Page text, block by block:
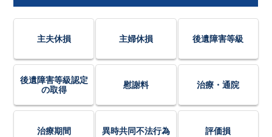
主夫休損 主婦休損 後遺障害等級
後遺障害等級認定
の取得
慰謝料 治療・通院
治療期間 異時共同不法行為 評価損